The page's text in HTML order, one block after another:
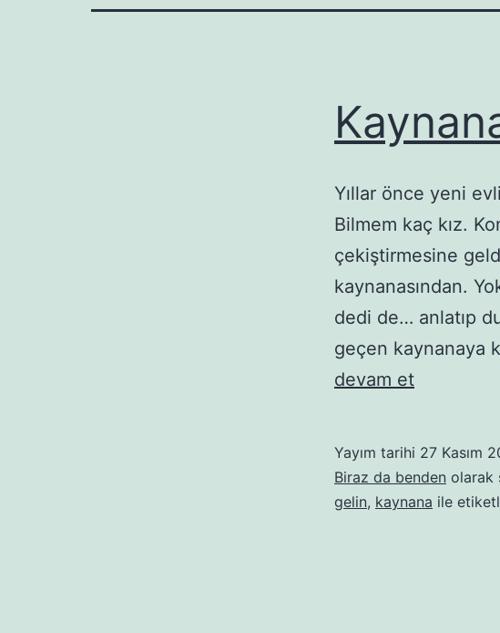
Yıllar önce yeni
Bilmem kaç kız.
çekiştirmesine
kaynanasından.
dedi de… anlatıp
geçen kaynanaya
devam etKaynana
Yayım tarihi 27 Kasım
Biraz da benden olarak
gelin, kaynana ile